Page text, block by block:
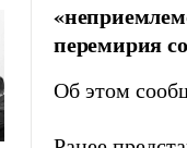
перемирия
Об этом